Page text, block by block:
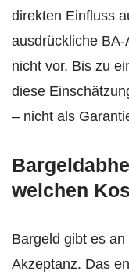
direkten Einfluss
ausdrückliche
nicht vor. Bis zu
diese
– nicht als
welchen
Bargeld gibt es
Akzeptanz. Das